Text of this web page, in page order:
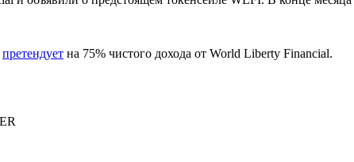
претендует на 75% чистого дохода от World Liberty Financial.